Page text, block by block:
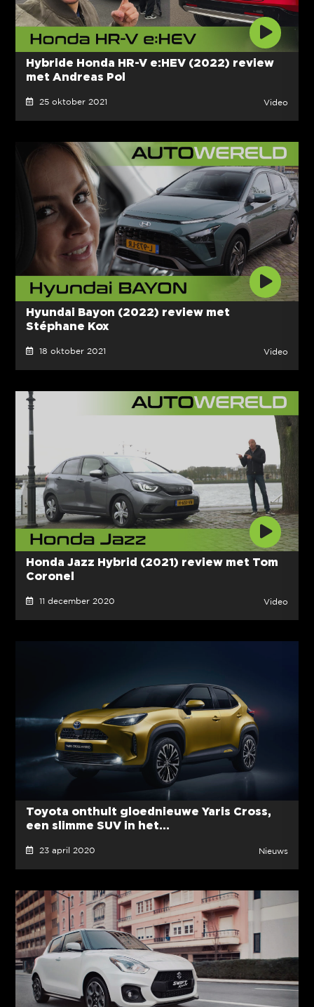
Hybride Honda HR-V e:HEV (2022) review
met Andreas Pol
25 oktober 2021 Video
Hyundai Bayon (2022) review met
Stéphane Kox
18 oktober 2021 Video
Honda Jazz Hybrid (2021) review met Tom
Coronel
11 december 2020 Video
Toyota onthult gloednieuwe Yaris Cross,
een slimme SUV in het...
23 april 2020 Nieuws